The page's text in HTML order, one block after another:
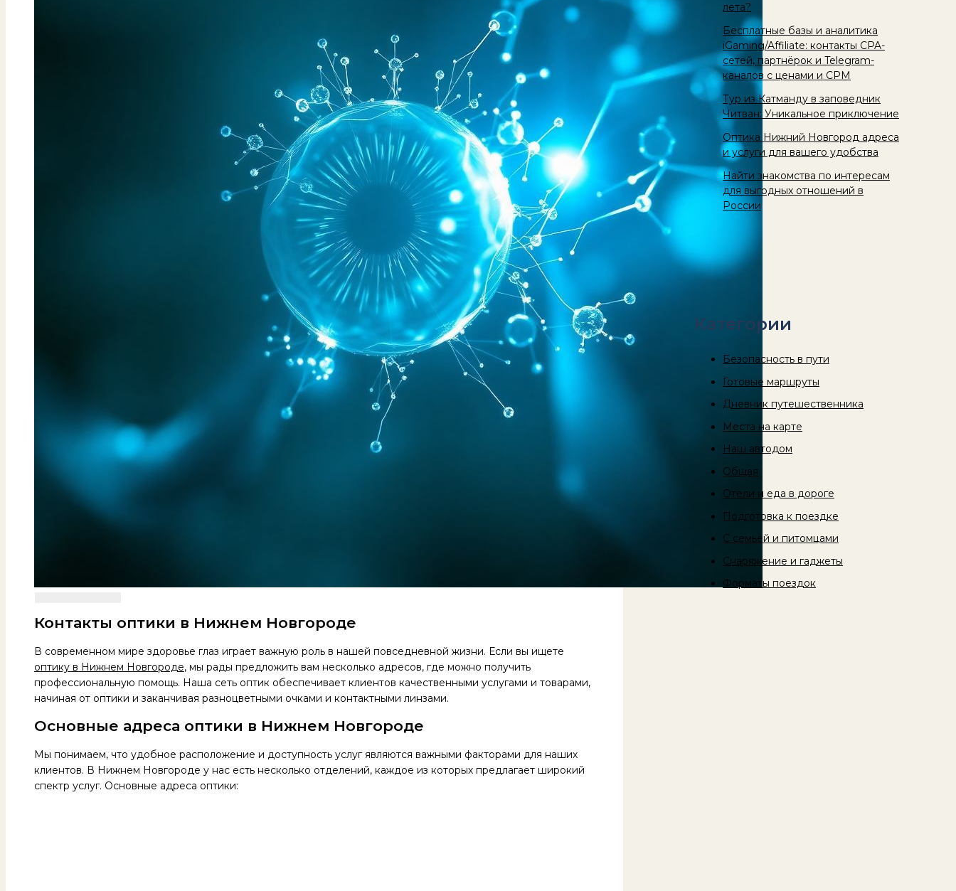
Контакты оптики в Нижнем Новгороде
В современном мире здоровье глаз играет важную роль в нашей повседневной жизни. Если вы ищете
оптику в Нижнем Новгороде, мы рады предложить вам несколько адресов, где можно получить
профессиональную помощь. Наша сеть оптик обеспечивает клиентов качественными услугами и товарами,
начиная от оптики и заканчивая разноцветными очками и контактными линзами.
Основные адреса оптики в Нижнем Новгороде
Мы понимаем, что удобное расположение и доступность услуг являются важными факторами для наших
клиентов. В Нижнем Новгороде у нас есть несколько отделений, каждое из которых предлагает широкий
спектр услуг. Основные адреса оптики:
лета?
Бесплатные базы и аналитика
iGaming/Affiliate: контакты CPA-
сетей, партнёрок и Telegram-
каналов с ценами и CPM
Тур из Катманду в заповедник
Читван: Уникальное приключение
Оптика Нижний Новгород адреса
и услуги для вашего удобства
Найти знакомства по интересам
для выгодных отношений в
России
Категории
Безопасность в пути
Готовые маршруты
Дневник путешественника
Места на карте
Наш автодом
Общая
Отели и еда в дороге
Подготовка к поездке
С семьей и питомцами
Снаряжение и гаджеты
Форматы поездок